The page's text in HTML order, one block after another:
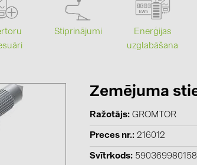
paneļi (18)
aksesuāri (81)
uzglabāšana (71)
(19)
Ražotāji
ABB (21)
BAKS
Stiprinājumi
Enerģijas
uzglabāšana
Zemējuma
Ražotājs GROMTOR
Preces nr. 216012
Svītrkods